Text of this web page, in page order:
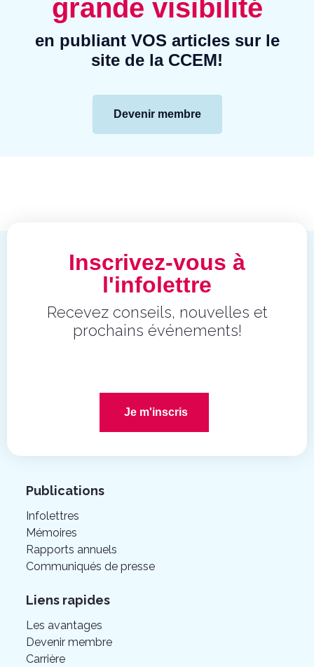
grande visibilité
en publiant VOS articles sur le
site de la CCEM!
Devenir membre
Inscrivez-vous à
l'infolettre
Recevez conseils, nouvelles et
prochains événements!
Je m'inscris
Publications
Infolettres
Mémoires
Rapports annuels
Communiqués de presse
Liens rapides
Les avantages
Devenir membre
Carrière